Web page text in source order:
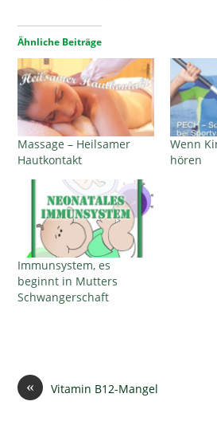
Ähnliche Beiträge
Massage – Heilsamer
Hautkontakt
Wenn
hören
Immunsystem, es
beginnt in Mutters
Schwangerschaft
« Vitamin B12-Mangel